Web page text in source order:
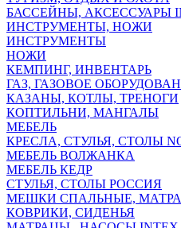
БАССЕЙНЫ, АКСЕССУАРЫ
ИНСТРУМЕНТЫ, НОЖИ
ИНСТРУМЕНТЫ
НОЖИ
КЕМПИНГ, ИНВЕНТАРЬ
ГАЗ, ГАЗОВОЕ
КАЗАНЫ, КОТЛЫ, ТРЕНОГИ
КОПТИЛЬНИ, МАНГАЛЫ
МЕБЕЛЬ
КРЕСЛА, СТУЛЬЯ, СТОЛЫ
МЕБЕЛЬ ВОЛЖАНКА
МЕБЕЛЬ КЕДР
СТУЛЬЯ, СТОЛЫ РОССИЯ
МЕШКИ СПАЛЬНЫЕ,
КОВРИКИ, СИДЕНЬЯ